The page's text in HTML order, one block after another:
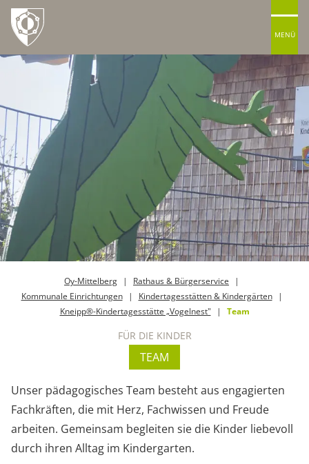
MENÜ
Oy-Mittelberg
Rathaus & Bürgerservice
Kommunale Einrichtungen
Kindertagesstätten & Kindergärten
Kneipp®-Kindertagesstätte „Vogelnest"
Team
FÜR DIE KINDER
TEAM
Unser pädagogisches Team besteht aus engagierten
Fachkräften, die mit Herz, Fachwissen und Freude
arbeiten. Gemeinsam begleiten sie die Kinder liebevoll
durch ihren Alltag im Kindergarten.